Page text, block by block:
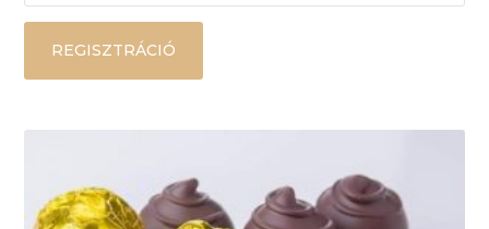
REGISZTRÁCIÓ